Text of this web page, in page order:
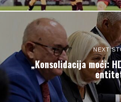
NEXT
„Konsolidacija moći: